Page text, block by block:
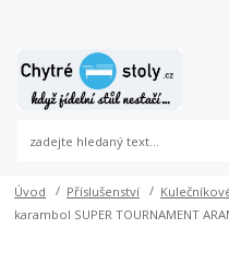
Úvod Příslušenství
karambol SUPER TOURNAMENT